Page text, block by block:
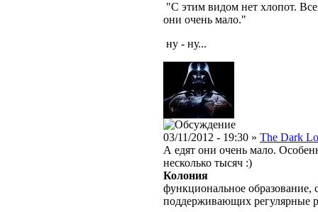
"С этим видом нет хлопот.
они очень мало."
ну - ну...
03/11/2012 - 19:30 » The Dark
А едят они очень мало.
несколько тысяч :)
Колония
функциональное образование,
поддерживающих регулярные